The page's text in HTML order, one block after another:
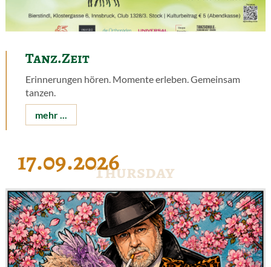
Tanz.Zeit
Erinnerungen hören. Momente erleben. Gemeinsam
tanzen.
mehr ...
Thursday
17.09.2026